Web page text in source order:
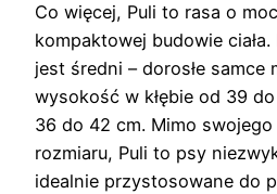
Co więcej, Puli to rasa o
kompaktowej budowie
jest średni – dorosłe samce
wysokość w kłębie od 39
36 do 42 cm. Mimo
rozmiaru, Puli to psy
idealnie przystosowane do